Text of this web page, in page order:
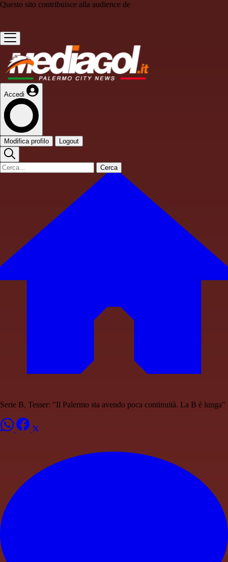
Questo sito contribuisce alla audience de
Accedi
Modifica profilo Logout
Cerca
Serie B, Tesser: "Il Palermo sta avendo poca continuità. La B è lunga"